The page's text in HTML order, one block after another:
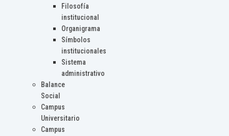
Filosofía
institucional
Organigrama
Símbolos
institucionales
Sistema
administrativo
Balance
Social
Campus
Universitario
Campus